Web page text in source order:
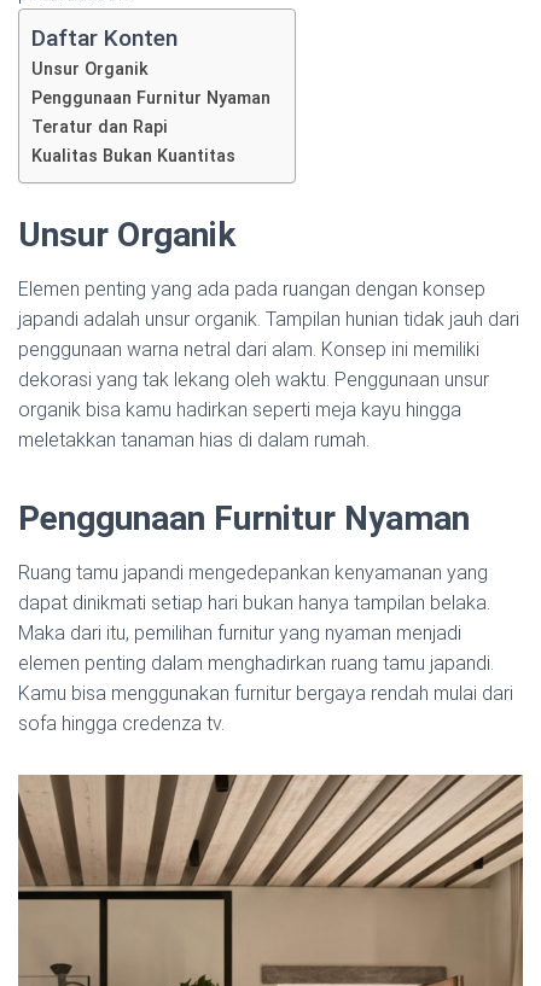
Daftar Konten
Unsur Organik
Penggunaan Furnitur Nyaman
Teratur dan Rapi
Kualitas Bukan Kuantitas
Unsur Organik
Elemen penting yang ada pada ruangan dengan konsep
japandi adalah unsur organik. Tampilan hunian tidak jauh dari
penggunaan warna netral dari alam. Konsep ini memiliki
dekorasi yang tak lekang oleh waktu. Penggunaan unsur
organik bisa kamu hadirkan seperti meja kayu hingga
meletakkan tanaman hias di dalam rumah.
Penggunaan Furnitur Nyaman
Ruang tamu japandi mengedepankan kenyamanan yang
dapat dinikmati setiap hari bukan hanya tampilan belaka.
Maka dari itu, pemilihan furnitur yang nyaman menjadi
elemen penting dalam menghadirkan ruang tamu japandi.
Kamu bisa menggunakan furnitur bergaya rendah mulai dari
sofa hingga credenza tv.